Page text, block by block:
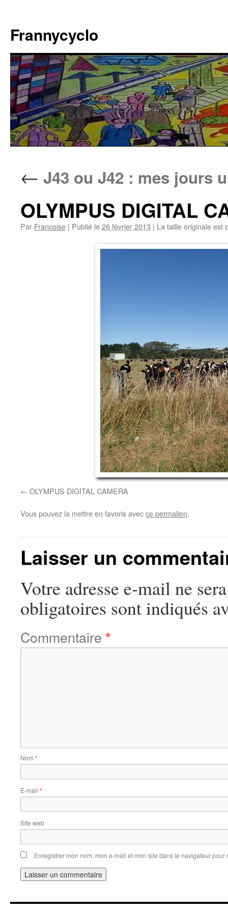
contenu
Frannycyclo
← J43 ou J42 : mes jours
OLYMPUS DIGITAL
Par Francoise | Publié le26 février 2013 | La taille originale est
OLYMPUS DIGITAL CAMERA
Vous pouvez la mettre en favoris avecce permalien.
Laisser un
Votre adresse e-mail ne
obligatoires sont indiqués
Commentaire *
Nom *
E-mail *
Site web
Enregistrer mon nom, mon e-mail et mon site dans le navigateur